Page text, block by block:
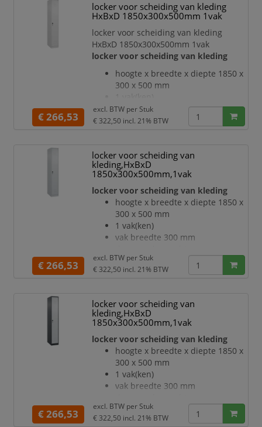
verdraaibare, dubbele
schuifhaken
Elk vak onder de hoedenplank is
opgedeeld door een
scheidingswand
openslaande deur met
etikettenlijst en ventilatiesleuven
inliggende deuren met
binnenliggende penscharnieren
Elke deur is standaard u
locker voor scheiding van kleding
HxBxD 1850x300x500mm 1vak
locker voor scheiding van kleding
HxBxD 1850x300x500mm 1vak
locker voor scheiding van kleding
hoogte x breedte x diepte 1850 x
300 x 500 mm
vak breedte 300 mm
deuraanslag rechts
hoedenplank en een
kledingstang eronder met 3 niet
verdraaibare, dubbele
schuifhaken
Elk vak onder de hoedenplank is
opgedeeld door een
scheidingswand
openslaande deur met
€ 266,53
excl. BTW per Stuk
€ 322,50 incl. 21% BTW
locker voor scheiding van
kleding,HxBxD
1850x300x500mm,1vak
locker voor scheiding van kleding
hoogte x breedte x diepte 1850 x
300 x 500 mm
1 vak(ken)
vak breedte 300 mm
deuropeningshoek 110 °
per vak een vastgelaste
verdraaibare, dubbele
schuifhaken
Elk vak onder de hoedenplank is
opgedeeld door een
scheidingswand
openslaande deur met
etikettenlijst en ventilatiesleuven
inliggende deuren met
binnenliggende penscharnieren
Elke deur is standaard u
€ 266,53
excl. BTW per Stuk
€ 322,50 incl. 21% BTW
locker voor scheiding van
kleding,HxBxD
1850x300x500mm,1vak
locker voor scheiding van kleding
hoogte x breedte x diepte 1850 x
300 x 500 mm
1 vak(ken)
vak breedte 300 mm
deuropeningshoek 110 °
per vak een vastgelaste
€ 266,53
excl. BTW per Stuk
€ 322,50 incl. 21% BTW